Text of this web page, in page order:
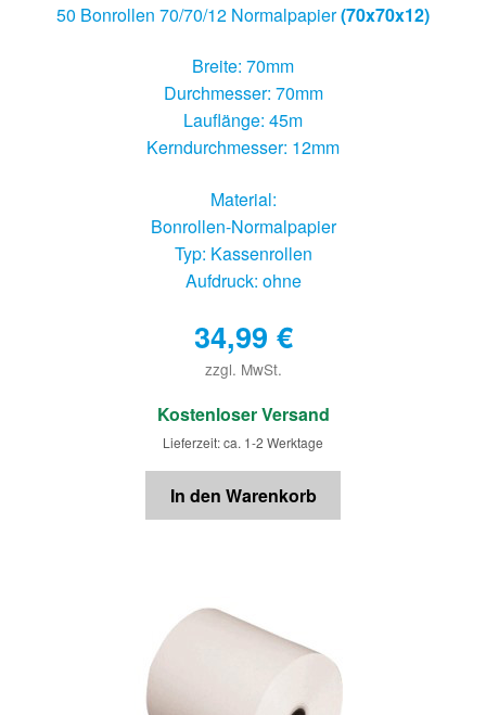
50 Bonrollen 70/70/12 Normalpapier(70x70x12)
Breite: 70mm
Durchmesser: 70mm
Lauflänge: 45m
Kerndurchmesser: 12mm
Material:
Bonrollen-Normalpapier
Typ: Kassenrollen
Aufdruck: ohne
34,99 €
zzgl. MwSt.
€
Kostenloser Versand
Lieferzeit: ca. 1-2 Werktage
In den Warenkorb